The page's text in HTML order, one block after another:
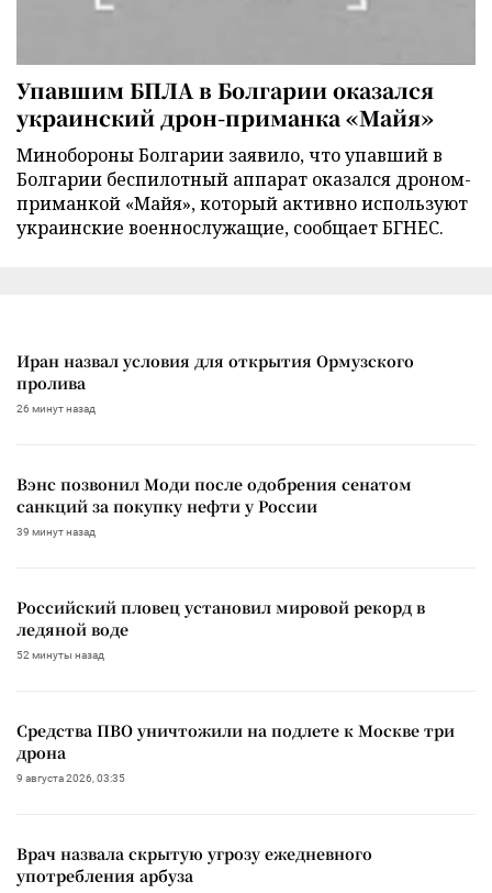
Упавшим БПЛА в Болгарии оказался
украинский дрон-приманка «Майя»
Минобороны Болгарии заявило, что упавший в
Болгарии беспилотный аппарат оказался дроном-
приманкой «Майя», который активно используют
украинские военнослужащие, сообщает БГНЕС.
Иран назвал условия для открытия Ормузского
пролива
26 минут назад
Вэнс позвонил Моди после одобрения сенатом
санкций за покупку нефти у России
39 минут назад
Российский пловец установил мировой рекорд в
ледяной воде
52 минуты назад
Средства ПВО уничтожили на подлете к Москве три
дрона
9 августа 2026, 03:35
Врач назвала скрытую угрозу ежедневного
употребления арбуза